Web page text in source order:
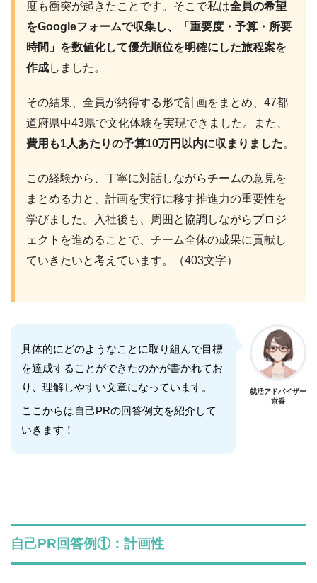
度も衝突が起きたことです。そこで私は全員の希望
をGoogleフォームで収集し、「重要度・予算・所要
時間」を数値化して優先順位を明確にした旅程案を
作成しました。
その結果、全員が納得する形で計画をまとめ、47都
道府県中43県で文化体験を実現できました。また、
費用も1人あたりの予算10万円以内に収まりました。
この経験から、丁寧に対話しながらチームの意見を
まとめる力と、計画を実行に移す推進力の重要性を
学びました。入社後も、周囲と協調しながらプロジ
ェクトを進めることで、チーム全体の成果に貢献し
ていきたいと考えています。（403文字）
具体的にどのようなことに取り組んで目標
を達成することができたのかが書かれてお
り、理解しやすい文章になっています。
ここからは自己PRの回答例文を紹介して
いきます！
就活アドバイザー
京香
自己PR回答例①：計画性